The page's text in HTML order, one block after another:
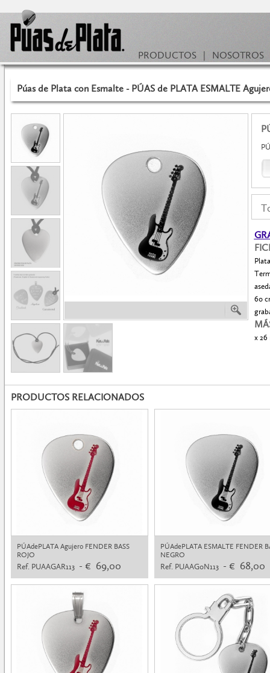
PRODUCTOS | NOSOTROS
Púas de Plata con Esmalte - PÚAS de PLATA ESMALTE
60
x
PRODUCTOS RELACIONADOS
PÚAdePLATA Agujero FENDER BASS
ROJO
Ref. PUAAGAR113 - € 69,00
PÚAdePLATA ESMALTE FENDER
NEGRO
Ref. PUAAG0N113 - € 68,00